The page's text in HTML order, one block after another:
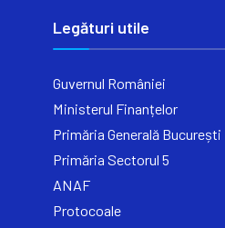
Legături utile
Guvernul României
Ministerul Finanțelor
Primăria Generală București
Primăria Sectorul 5
ANAF
Protocoale